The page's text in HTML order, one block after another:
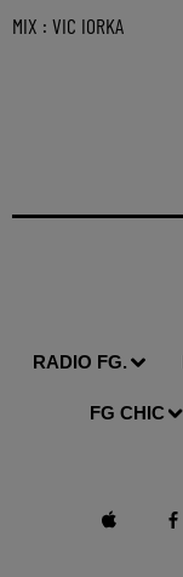
MIX : VIC IORKA
RADIO FG.
FG CHIC